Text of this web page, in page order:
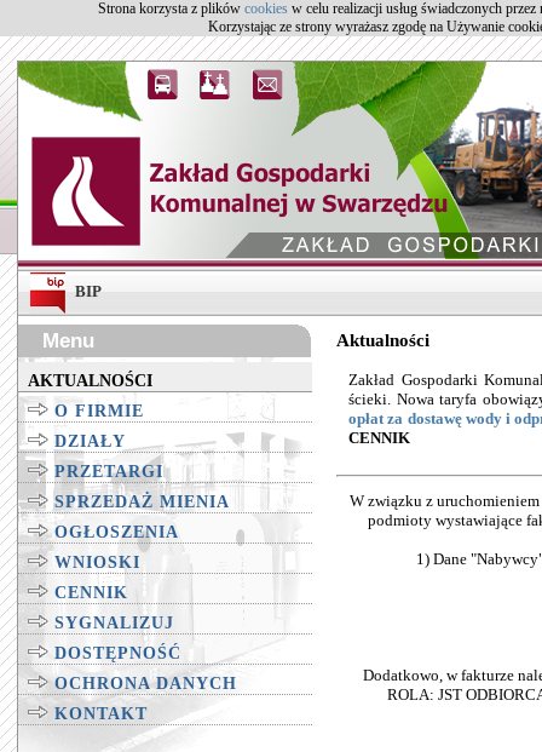
Strona korzysta z plików cookies w celu realizacji usług świadczonych
Korzystając ze strony wyrażasz zgodę na Używanie
BIP
Menu Aktualności
Zakład Gospodarki
ścieki. Nowa taryfa
opłat za dostawę wody i
CENNIK
W związku z
podmioty wystawiające
1) Dane
Dodatkowo, w fakturze
ROLA: JST
AKTUALNOŚCI
O FIRMIE
DZIAŁY
PRZETARGI
SPRZEDAŻ MIENIA
OGŁOSZENIA
WNIOSKI
CENNIK
SYGNALIZUJ
DOSTĘPNOŚĆ
OCHRONA DANYCH
KONTAKT